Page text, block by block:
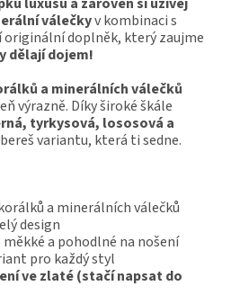
válečkyv kombinaci s
doplněk, který zaujme
dělají dojem!
a minerálních válečků
výrazně. Díky široké škále
tyrkysová, lososová a
variantu, která ti sedne.
a minerálních válečků
design
a pohodlné na nošení
pro každý styl
ve zlaté (stačí napsat do